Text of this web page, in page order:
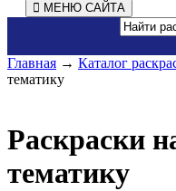
МЕНЮ САЙТА
Главная → Каталог
тематику
Раскраски
тематику